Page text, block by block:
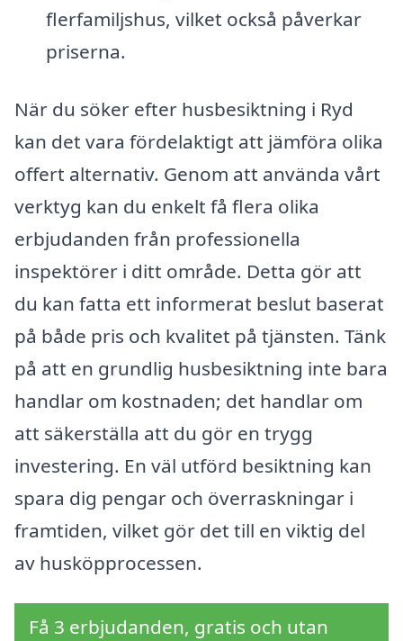
flerfamiljshus, vilket också påverkar
priserna.
När du söker efter husbesiktning i Ryd
kan det vara fördelaktigt att jämföra olika
offert alternativ. Genom att använda vårt
verktyg kan du enkelt få flera olika
erbjudanden från professionella
inspektörer i ditt område. Detta gör att
du kan fatta ett informerat beslut baserat
på både pris och kvalitet på tjänsten. Tänk
på att en grundlig husbesiktning inte bara
handlar om kostnaden; det handlar om
att säkerställa att du gör en trygg
investering. En väl utförd besiktning kan
spara dig pengar och överraskningar i
framtiden, vilket gör det till en viktig del
av husköpprocessen.
Få 3 erbjudanden, gratis och utan